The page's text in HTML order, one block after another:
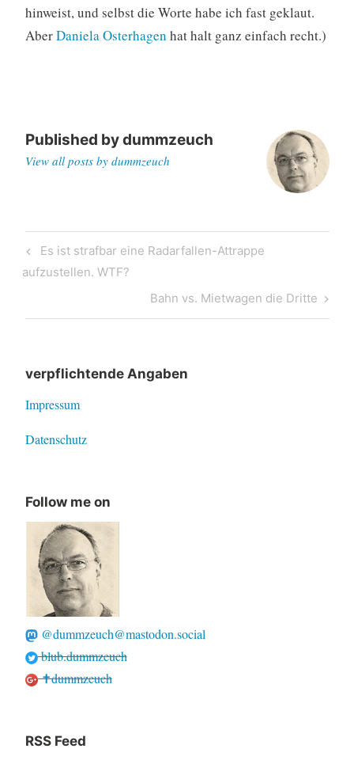
hinweist, und selbst die Worte habe ich fast geklaut.
AberDaniela Osterhagen hat halt ganz einfach recht.)
Published bydummzeuch
View all posts by dummzeuch
Post
navigation
Previous
Post
Es ist strafbar eine Radarfallen-Attrappe
aufzustellen. WTF?
Next
Post
Bahn vs. Mietwagen die Dritte
verpflichtende Angaben
Impressum
Datenschutz
Follow me on
@dummzeuch@mastodon.social
blub.dummzeuch
✝dummzeuch
RSS Feed